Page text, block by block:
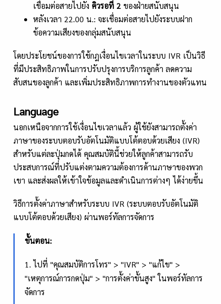
เชื่อมต่อสายไปยัง คิวรอที่ 2 ของฝ่ายสนับสนุน
หลังเวลา 22.00 น.: จะเชื่อมต่อสายไปยังระบบฝาก
ข้อความเสียงของกลุ่มสนับสนุน
โดยประโยชน์ของการใช้กฎเงื่อนไขเวลาในระบบ IVR เป็นวิธี
ที่มีประสิทธิภาพในการปรับปรุงการบริการลูกค้า ลดความ
สับสนของลูกค้า และเพิ่มประสิทธิภาพการทำงานของตัวแทน
Language
นอกเหนือจากการใช้เงื่อนไขเวลาแล้ว ผู้ใช้ยังสามารถตั้งค่า
ภาษาของระบบตอบรับอัตโนมัติแบบโต้ตอบด้วยเสียง (IVR)
สำหรับแต่ละปุ่มกดได้ คุณสมบัตินี้ช่วยให้ลูกค้าสามารถรับ
ประสบการณ์ที่ปรับแต่งตามความต้องการด้านภาษาของพวก
เขา และส่งผลให้เข้าใจข้อมูลและดำเนินการต่างๆ ได้ง่ายขึ้น
วิธีการตั้งค่าภาษาสำหรับระบบ IVR (ระบบตอบรับอัตโนมัติ
แบบโต้ตอบด้วยเสียง) ผ่านพอร์ทัลการจัดการ
ขั้นตอน:
1. ไปที่ "คุณสมบัติการโทร" > "IVR" > "แก้ไข" >
"เหตุการณ์การกดปุ่ม" > "การตั้งค่าขั้นสูง" ในพอร์ทัลการ
จัดการ